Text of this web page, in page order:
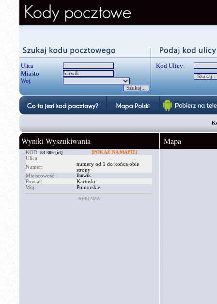
Ulica
Miasto
Woj.
Kod Ulicy:
Wyniki Wyszukiwania
KOD: 83-305 [id] [POKAŻ NA MAPIE]
Ulica:
Numer:
numery od 1 do końca obie
strony
Miejscowość:
Barwik
Powiat:
Kartuski
Woj:
Pomorskie
REKLAMA
Mapa